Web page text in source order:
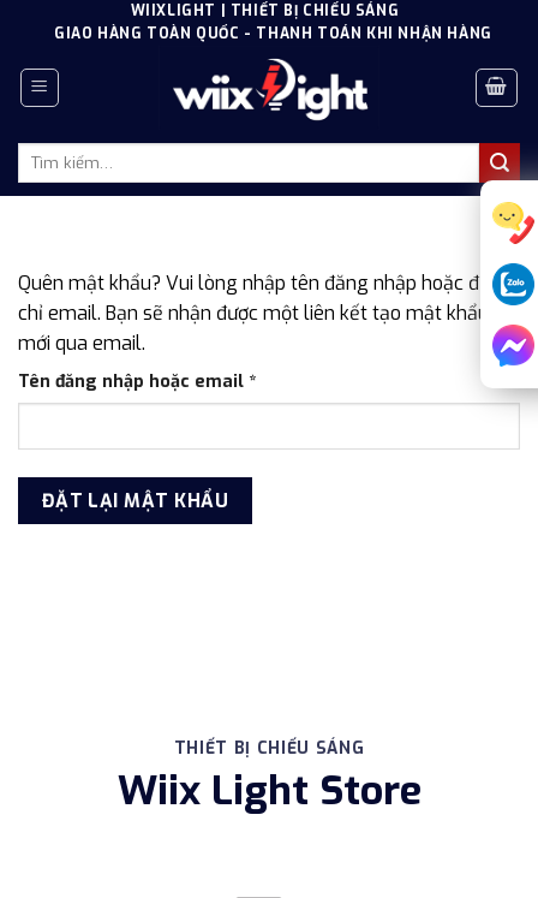
content
WIIXLIGHT | THIẾT BỊ CHIẾU SÁNG
GIAO HÀNG TOÀN QUỐC - THANH TOÁN KHI NHẬN HÀNG
Tìm
Quên mật khẩu? Vui lòng nhập tên đăng nhập hoặc địa
chỉ email. Bạn sẽ nhận được một liên kết tạo mật khẩu
mới qua email.
Tên đăng nhập hoặc email *Bắt
buộc
ĐẶT LẠI MẬT KHẨU
THIẾT BỊ CHIẾU SÁNG
Wiix Light Store